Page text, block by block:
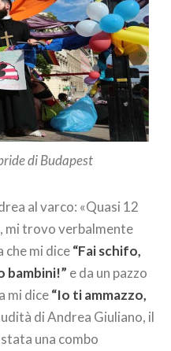
di Budapest
al varco: «Quasi 12
mi trovo verbalmente
che mi dice“Fai schifo,
bambini!” e da un pazzo
mi dice“Io ti ammazzo,
di Andrea Giuliano, il
una combo